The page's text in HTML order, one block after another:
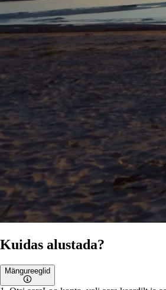
Kuidas alustada?
Mängureeglid